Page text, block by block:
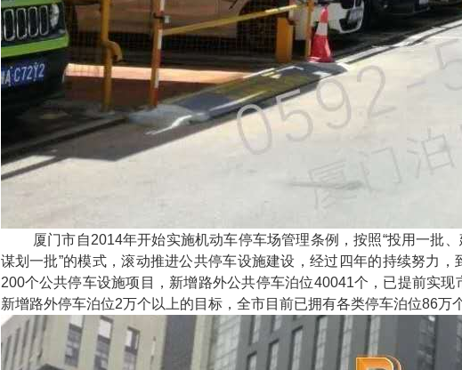
厦门市自2014年开始实施机动车停车场管理条例，按照“投用一批、
谋划一批”的模式，滚动推进公共停车设施建设，经过四年的持续努力，
200个公共停车设施项目，新增路外公共停车泊位40041个，已提前实现
新增路外停车泊位2万个以上的目标，全市目前已拥有各类停车泊位86万个